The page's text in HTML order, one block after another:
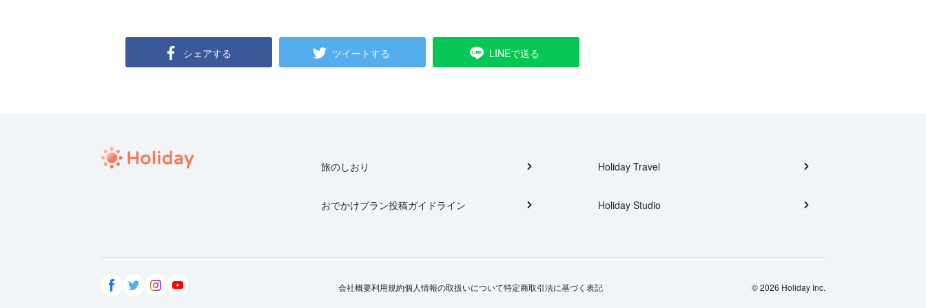
シェアする ツイートする LINEで送る
旅のしおり
おでかけプラン投稿ガイドライン
Holiday Travel
Holiday Studio
会社概要利用規約個人情報の取扱いについて特定商取引法に基づく表記 © 2026 Holiday Inc.